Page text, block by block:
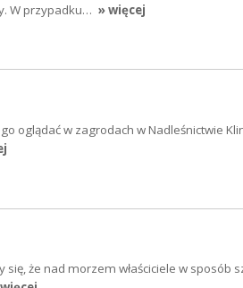
W przypadku… » więcej
oglądać w zagrodach w Nadleśnictwie
się, że nad morzem właściciele w sposób